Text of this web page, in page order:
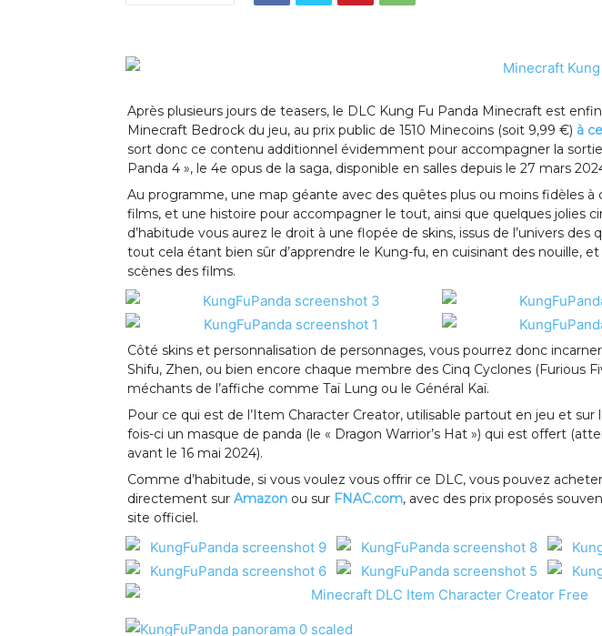
Après plusieurs jours de teasers, le DLC Kung Fu Panda Minecraft est
Minecraft Bedrock du jeu, au prix public de 1510 Minecoins (soit 9,99 €) à
sort donc ce contenu additionnel évidemment pour accompagner la
Panda 4 », le 4e opus de la saga, disponible en salles depuis le 27 mars
Au programme, une map géante avec des quêtes plus ou moins fidèles à
films, et une histoire pour accompagner le tout, ainsi que quelques jolies
d’habitude vous aurez le droit à une flopée de skins, issus de l’univers des
tout cela étant bien sûr d’apprendre le Kung-fu, en cuisinant des nouille,
scènes des films.
Côté skins et personnalisation de personnages, vous pourrez donc
Shifu, Zhen, ou bien encore chaque membre des Cinq Cyclones (Furious
méchants de l’affiche comme Taï Lung ou le Général Kaï.
Pour ce qui est de l’Item Character Creator, utilisable partout en jeu et sur
fois-ci un masque de panda (le « Dragon Warrior’s Hat ») qui est offert
avant le 16 mai 2024).
Comme d’habitude, si vous voulez vous offrir ce DLC, vous pouvez
directement sur Amazon ou sur FNAC.com, avec des prix proposés
site officiel.